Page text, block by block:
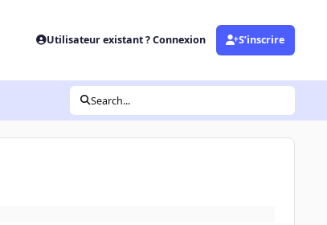
Utilisateur existant ? Connexion S’inscrire
Search...